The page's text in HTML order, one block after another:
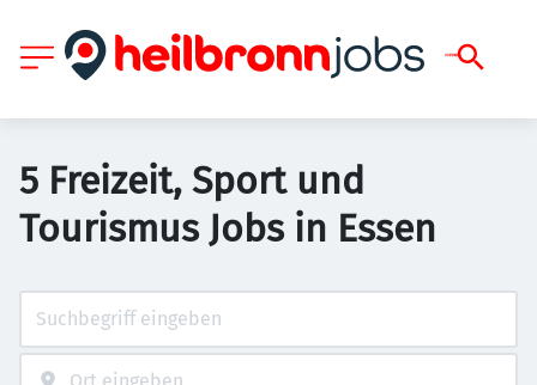
5 Freizeit, Sport und
Tourismus Jobs in Essen